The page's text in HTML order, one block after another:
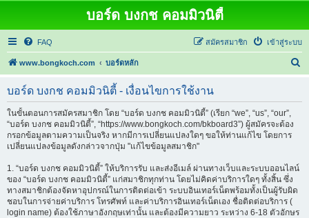
บอร์ด บงกช คอมมิวนิตี้
FAQ เข้าสู่ระบบ
สมัครสมาชิก
www.bongkoch.com บอร์ดหลัก
บอร์ด บงกช คอมมิวนิตี้ - เงื่อนไขการใช้งาน
ในขั้นตอนการสมัครสมาชิก โดย “บอร์ด บงกช คอมมิวนิตี้” (เรียก “we”, “us”, “our”,
“บอร์ด บงกช คอมมิวนิตี้”, “https://www.bongkoch.com/bkboard3”) ผู้สมัครจะต้อง
กรอกข้อมูลตามความเป็นจริง หากมีการเปลี่ยนแปลงใดๆ ขอให้ท่านแก้ไข โดยการ
เปลี่ยนแปลงข้อมูลดังกล่าวจากปุ่ม "แก้ไขข้อมูลสมาชิก"
1. “บอร์ด บงกช คอมมิวนิตี้” ให้บริการรับ และส่งอีเมล์ ผ่านทางเว็บและระบบออนไลน์
ของ “บอร์ด บงกช คอมมิวนิตี้” แก่สมาชิกทุกท่าน โดยไม่คิดค่าบริการใดๆ ทั้งสิ้น ซึ่ง
ทางสมาชิกต้องจัดหาอุปกรณ์ในการติดต่อเข้า ระบบอินเทอร์เน็ตพร้อมทั้งเป็นผู้รับผิด
ชอบในการจ่ายค่าบริการ โทรศัพท์ และค่าบริการอินเทอร์เน็ตเอง ชื่อติดต่อบริการ (
login name) ต้องใช้ภาษาอังกฤษเท่านั้น และต้องมีความยาว ระหว่าง 6-18 ตัวอักษร